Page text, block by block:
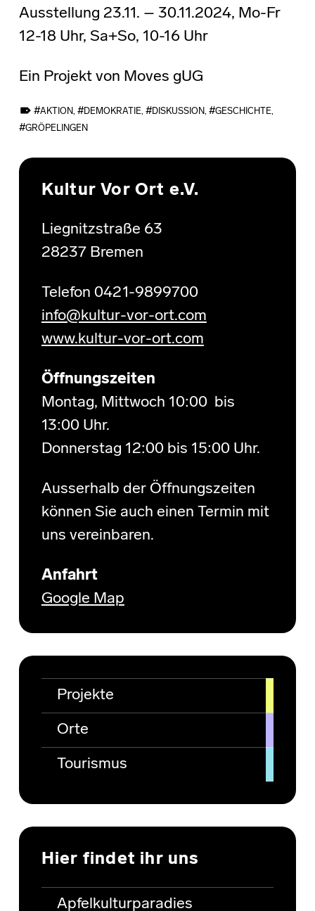
Ausstellung 23.11. – 30.11.2024, Mo-Fr
12-18 Uhr, Sa+So, 10-16 Uhr
Ein Projekt von Moves gUG
AKTION, DEMOKRATIE, DISKUSSION, GESCHICHTE,
GRÖPELINGEN
Skip back to main navigation
Kultur Vor Ort e.V.
Liegnitzstraße 63
28237 Bremen
Telefon 0421-9899700
info@kultur-vor-ort.com
www.kultur-vor-ort.com
Öffnungszeiten
Montag, Mittwoch 10:00 bis
13:00 Uhr.
Donnerstag 12:00 bis 15:00 Uhr.
Ausserhalb der Öffnungszeiten
können Sie auch einen Termin mit
uns vereinbaren.
Anfahrt
Google Map
Projekte
Orte
Tourismus
Hier findet ihr uns
Apfelkulturparadies